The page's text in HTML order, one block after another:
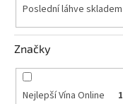
Značky
Přihlášení
Poslední láhve skladem
Značky
Nejlepší Vína Online 1